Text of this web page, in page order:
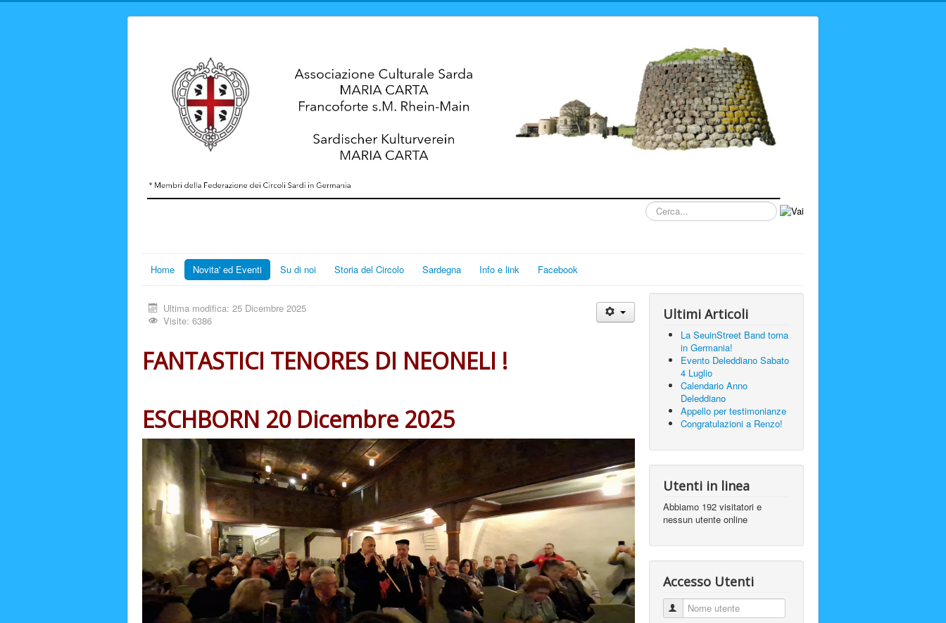
Cerca...
Home Novita' ed Eventi Su di noi Storia del Circolo Sardegna Info e link Facebook
Ultima modifica: 25 Dicembre 2025
Visite: 6386
FANTASTICI TENORES DI NEONELI !
ESCHBORN 20 Dicembre 2025
Ultimi Articoli
La SeuinStreet Band torna
in Germania!
Evento Deleddiano Sabato
4 Luglio
Calendario Anno
Deleddiano
Appello per testimonianze
Congratulazioni a Renzo!
Utenti in linea
Abbiamo 192 visitatori e
nessun utente online
Accesso Utenti
Nome utente